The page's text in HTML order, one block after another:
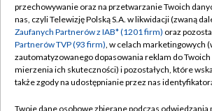
Abonament TVP
Emisja w TVP
Centrum informacji TVP
Naziemna Telewizja Cyfrowa
Regulamin TVP
Polityka prywatności
Moje zgody
Pomoc
przechowywanie oraz na przetwarzanie Twoich
nas, czyli Telewizję Polską S.A. w likwidacji (zwaną
Zaufanych Partnerów z IAB* (1201 firm) oraz
Partnerów TVP (93 firm), w celach marketingowych
zautomatyzowanego dopasowania reklam do
mierzenia ich skuteczności) i pozostałych, które
także zgody na udostępnianie przez nas
Twoje dane osobowe zbierane podczas odwiedzania